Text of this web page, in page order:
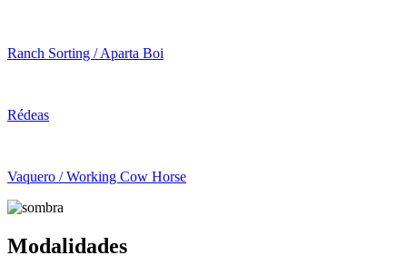
Ranch Sorting / Aparta Boi
Rédeas
Vaquero / Working Cow Horse
Modalidades